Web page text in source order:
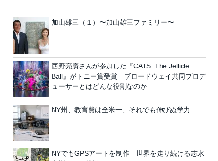
加山雄三（１）〜加山雄三ファミリー〜
西野亮廣さんが参加した『CATS: The Jellicle
Ball』がトニー賞受賞 ブロードウェイ共同プロデ
ューサーとはどんな役割なのか
NY州、教育費は全米一、それでも伸びぬ学力
NYでもGPSアートを制作 世界を走り続ける志水